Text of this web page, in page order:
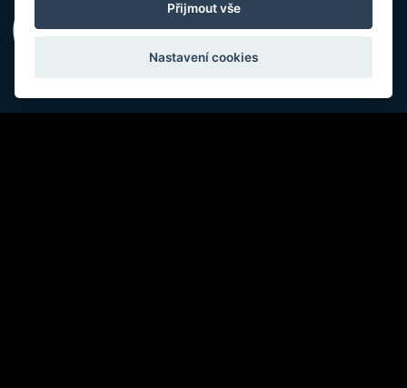
Přijmout vše
Nastavení cookies